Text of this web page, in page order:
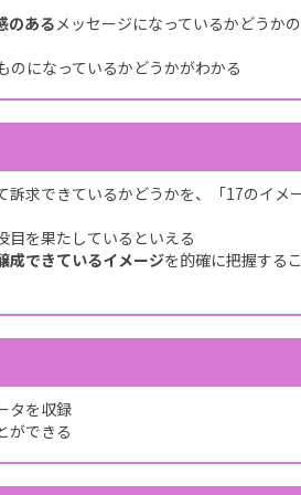
のある メッセージになっているかどうかの
のになっているかどうかがわかる
訴求できているかどうかを、「17のイメ
目を果たしているといえる
成できているイメージを的確に把握するこ
タを収録
ができる